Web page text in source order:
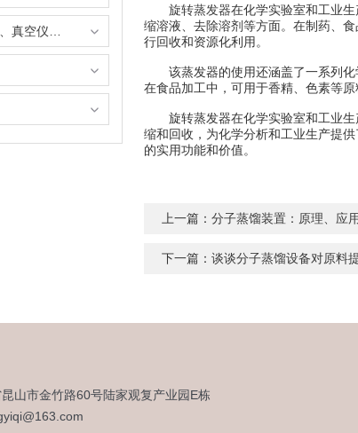
旋转蒸发器在化学实验室和工业
缩溶液、去除溶剂等方面。在制药、
行回收和资源化利用。
该蒸发器的使用还涵盖了一系列化
在食品加工中，可用于香精、色素等
旋转蒸发器在化学实验室和工业生
缩和回收，为化学分析和工业生产提
的实用功能和价值。
上一篇： 分子蒸馏装置：原理、应
下一篇： 谈谈分子蒸馏设备对原料
山市金竹路60号陆家观复产业园E栋